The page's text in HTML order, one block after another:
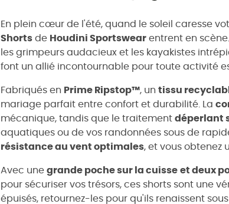
En plein cœur de l'été, quand le soleil caresse
Shorts de Houdini Sportswear entrent en
les grimpeurs audacieux et les kayakistes
font un allié incontournable pour toute activité
Fabriqués en Prime Ripstop™, un tissu
mariage parfait entre confort et durabilité. La
mécanique, tandis que le traitement déperlant
aquatiques ou de vos randonnées sous de
résistance au vent optimales, et vous obtenez
Avec une grande poche sur la cuisse et deux
pour sécuriser vos trésors, ces shorts sont une
épuisés, retournez-les pour qu'ils renaissent